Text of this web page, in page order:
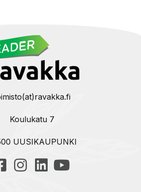
Koulukatu 7
UUSIKAUPUNKI